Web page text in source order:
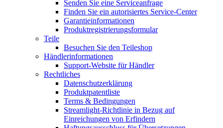
Senden Sie eine Serviceanfrage
Finden Sie ein autorisiertes Service-Center
Garantieinformationen
Produktregistrierungsformular
Teile
Besuchen Sie den Teileshop
Händlerinformationen
Support-Website für Händler
Rechtliches
Datenschutzerklärung
Produktpatentliste
Terms & Bedingungen
Streamlight-Richtlinie in Bezug auf
Einreichungen von Erfindern